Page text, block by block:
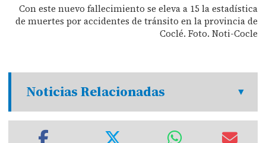
Con este nuevo fallecimiento se eleva a 15 la estadística
de muertes por accidentes de tránsito en la provincia de
Coclé. Foto. Noti-Cocle
Noticias Relacionadas